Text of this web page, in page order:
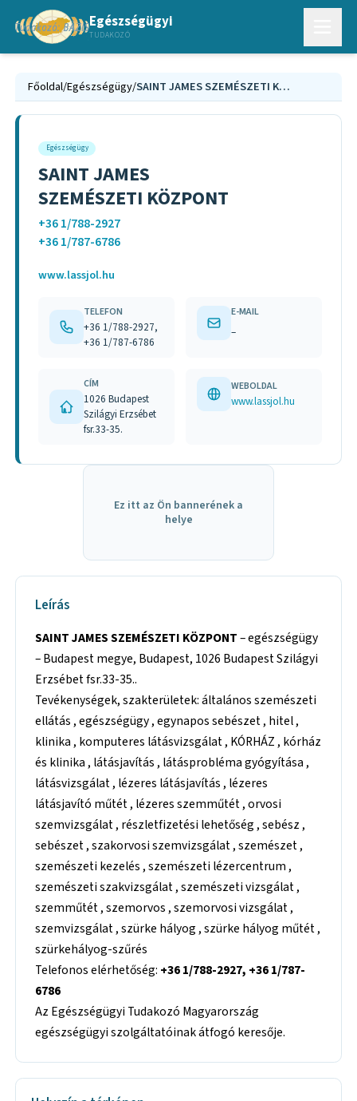
Egészségügyi
TUDAKOZÓ
Főoldal/Egészségügy/ SAINT JAMES SZEMÉSZETI KÖZPONT
Egészségügy
SAINT JAMES
SZEMÉSZETI KÖZPONT
+36 1/788-2927
+36 1/787-6786
www.lassjol.hu
TELEFON
+36 1/788-2927,
+36 1/787-6786
E-MAIL
–
CÍM
1026 Budapest
Szilágyi Erzsébet
fsr.33-35.
WEBOLDAL
www.lassjol.hu
Ez itt az Ön bannerének a
helye
Leírás
SAINT JAMES SZEMÉSZETI KÖZPONT– egészségügy
– Budapest megye, Budapest, 1026 Budapest Szilágyi
Erzsébet fsr.33-35..
Tevékenységek, szakterületek: általános szemészeti
ellátás , egészségügy , egynapos sebészet , hitel ,
klinika , komputeres látásvizsgálat , KÓRHÁZ , kórház
és klinika , látásjavítás , látásprobléma gyógyítása ,
látásvizsgálat , lézeres látásjavítás , lézeres
látásjavító műtét , lézeres szemműtét , orvosi
szemvizsgálat , részletfizetési lehetőség , sebész ,
sebészet , szakorvosi szemvizsgálat , szemészet ,
szemészeti kezelés , szemészeti lézercentrum ,
szemészeti szakvizsgálat , szemészeti vizsgálat ,
szemműtét , szemorvos , szemorvosi vizsgálat ,
szemvizsgálat , szürke hályog , szürke hályog műtét ,
szürkehályog-szűrés
Telefonos elérhetőség: +36 1/788-2927, +36 1/787-
6786
Az Egészségügyi Tudakozó Magyarország
egészségügyi szolgáltatóinak átfogó keresője.